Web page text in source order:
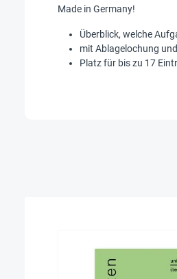
Made in Germany!
Überblick, welche
mit Ablagelochung
Platz für bis zu 17